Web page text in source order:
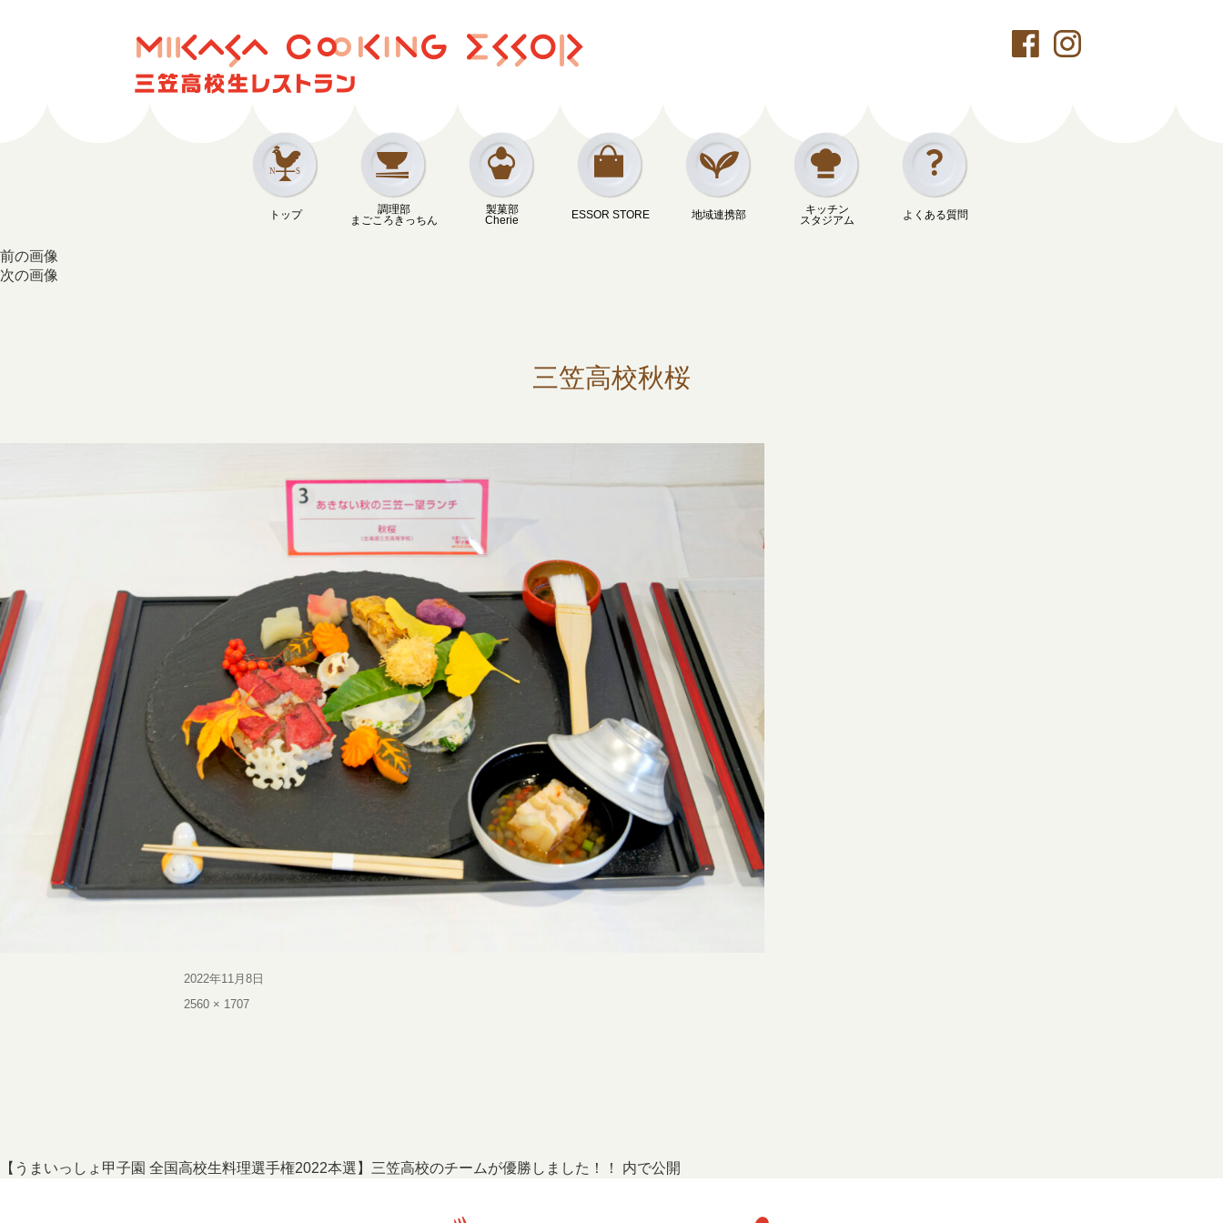
トップ
調理部
まごころきっちん
製菓部
Cherie
ESSOR STORE 地域連携部
キッチン
スタジアム
よくある質問
前の画像
次の画像
三笠高校秋桜
投
稿
2022年11月8日
フ
2560 × 1707
投
【うまいっしょ甲子園 全国高校生料理選手権2022本選】三笠高校のチームが優勝しました！！ 内で公開